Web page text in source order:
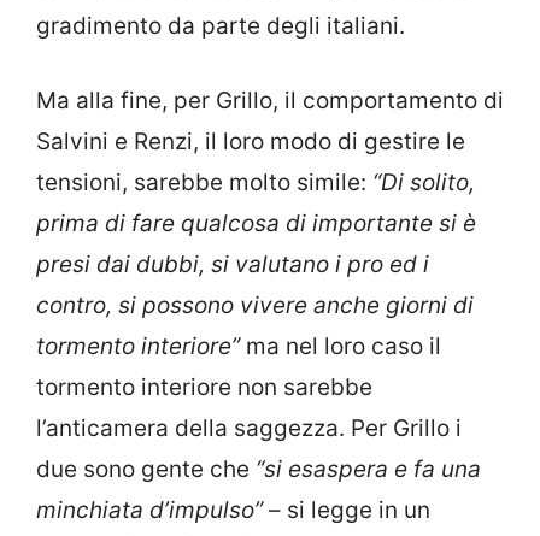
gradimento da parte degli italiani.
Ma alla fine, per Grillo, il comportamento di
Salvini e Renzi, il loro modo di gestire le
tensioni, sarebbe molto simile: “Di solito,
prima di fare qualcosa di importante si è
presi dai dubbi, si valutano i pro ed i
contro, si possono vivere anche giorni di
tormento interiore” ma nel loro caso il
tormento interiore non sarebbe
l’anticamera della saggezza. Per Grillo i
due sono gente che “si esaspera e fa una
minchiata d’impulso”– si legge in un